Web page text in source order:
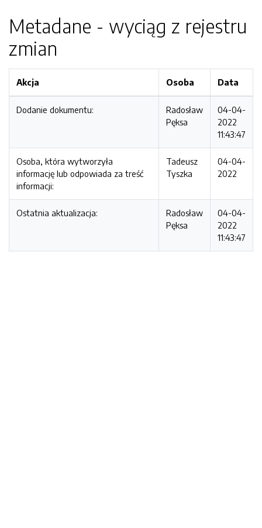
Metadane - wyciąg z rejestru
zmian
Akcja Osoba Data
Dodanie dokumentu:
Radosław
Pęksa
04-04-
2022
11:43:47
Osoba, która wytworzyła
informację lub odpowiada za treść
informacji:
Tadeusz
Tyszka
04-04-
2022
Ostatnia aktualizacja:
Radosław
Pęksa
04-04-
2022
11:43:47